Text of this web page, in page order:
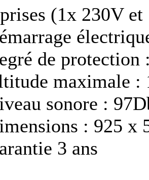
(1x 230V
de protection
maximale :
sonore :
: 925 x
3 ans